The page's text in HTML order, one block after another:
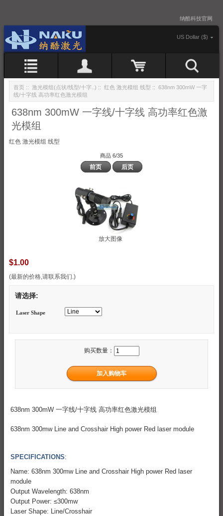
纳酷科技官网
US Dollar ($)
首页 :: 激光模组(点状/线型/十字..) :: 红色 激光模组 线型 :: 638nm 300mW 一字
线/十字线 高功率红色激光模组
638nm 300mW 一字线/十字线 高功率红色激
光模组
红色 激光模组 线型
商品 6/35
前页 后页
放大图像
$1.00
(最新的价格,请联系我们.)
请选择:
Laser Shape
购买数量：
638nm 300mW 一字线/十字线 高功率红色激光模组
638nm 300mw Line and Crosshair High power Red laser module
SPECIFICATIONS:
Name: 638nm 300mw Line and Crosshair High power Red laser
module
Output Wavelength: 638nm
Output Power: ≤300mw
Laser Shape: Line/Crosshair